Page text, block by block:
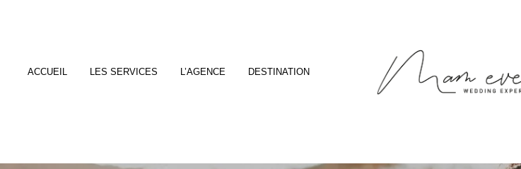
ACCUEIL LES SERVICES L’AGENCE DESTINATION